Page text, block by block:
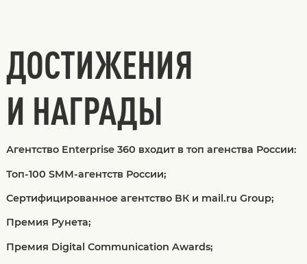
ДОСТИЖЕНИЯ
И НАГРАДЫ
Агентство Enterprise 360 входит в топ агенства России:
Топ-100 SMM-агентств России;
Сертифицированное агентство ВК и mail.ru Group;
Премия Рунета;
Премия Digital Communication Awards;